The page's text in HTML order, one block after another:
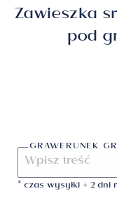
Zawieszka
pod
GRAWERUNEK
* czas wysyłki + 2 dni